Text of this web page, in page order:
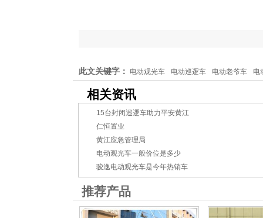
此文关键字： 电动观光车 电动巡逻车 电动老爷车 电
相关资讯
15台封闭巡逻车助力平安黄江
仁恒置业
黄江应急管理局
电动观光车一般价位是多少
骏逸电动观光车是今年热销车
推荐产品